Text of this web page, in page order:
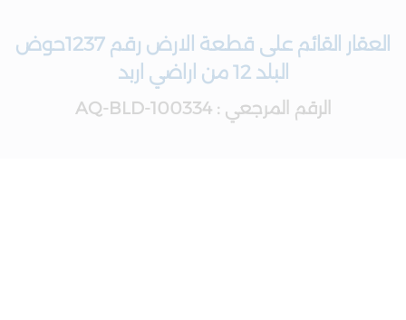
العقار القائم على قطعة الارض رقم 1237حوض
البلد 12 من اراضي اربد
الرقم المرجعي : AQ-BLD-100334